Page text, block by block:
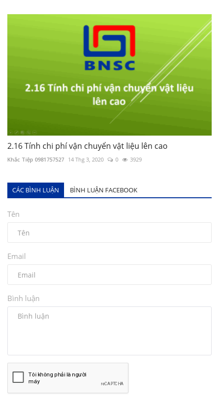
2.16 Tính chi phí vận chuyển vật liệu lên cao
Khắc Tiệp 0981757527 14 Thg 3, 2020 0 3929
CÁC BÌNH LUẬN BÌNH LUẬN FACEBOOK
Tên
Email
Bình luận